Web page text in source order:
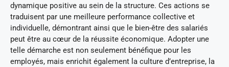
dynamique positive au sein de la structure. Ces actions se
traduisent par une meilleure performance collective et
individuelle, démontrant ainsi que le bien-être des salariés
peut être au cœur de la réussite économique. Adopter une
telle démarche est non seulement bénéfique pour les
employés, mais enrichit également la culture d’entreprise, la